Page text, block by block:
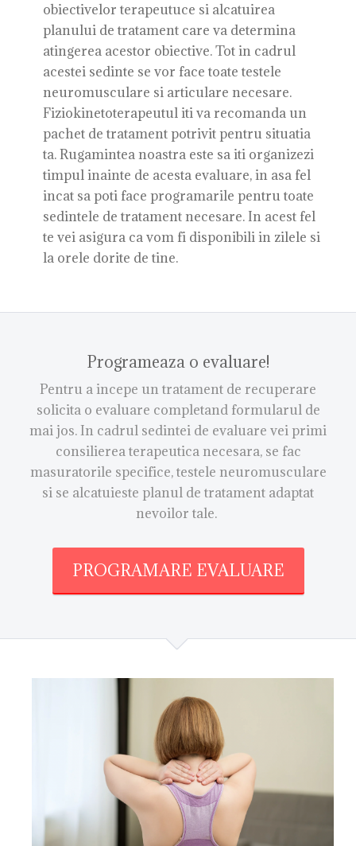
obiectivelor terapeutuce si alcatuirea
planului de tratament care va determina
atingerea acestor obiective. Tot in cadrul
acestei sedinte se vor face toate testele
neuromusculare si articulare necesare.
Fiziokinetoterapeutul iti va recomanda un
pachet de tratament potrivit pentru situatia
ta. Rugamintea noastra este sa iti organizezi
timpul inainte de acesta evaluare, in asa fel
incat sa poti face programarile pentru toate
sedintele de tratament necesare. In acest fel
te vei asigura ca vom fi disponibili in zilele si
la orele dorite de tine.
Programeaza o evaluare!
Pentru a incepe un tratament de recuperare
solicita o evaluare completand formularul de
mai jos. In cadrul sedintei de evaluare vei primi
consilierea terapeutica necesara, se fac
masuratorile specifice, testele neuromusculare
si se alcatuieste planul de tratament adaptat
nevoilor tale.
PROGRAMARE EVALUARE